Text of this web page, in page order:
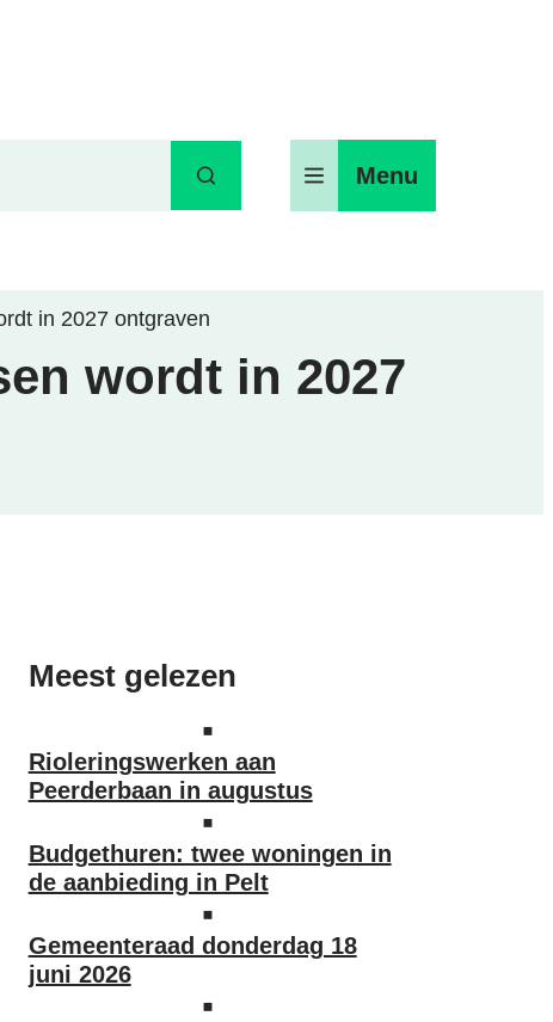
Zoeken
Menu
in 2027 ontgraven
wordt in 2027
Meest gelezen
Rioleringswerken aan
Peerderbaan in augustus
Budgethuren: twee woningen in
de aanbieding in Pelt
Gemeenteraad donderdag 18
juni 2026